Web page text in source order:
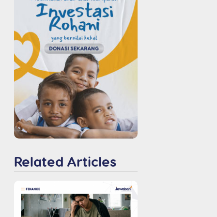
Related Articles